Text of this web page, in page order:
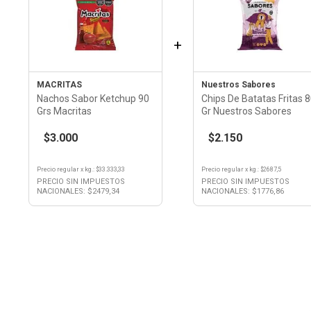
MACRITAS
Nachos Sabor Ketchup 90
Grs Macritas
$3.000
Precio regularx kg. : $33.333,33
PRECIO SIN IMPUESTOS
NACIONALES: $2479,34
+
Nuestros Sabores
Chips De Batatas Fritas
Gr Nuestros Sabores
$2.150
Precio regularx kg. : $2687,5
PRECIO SIN IMPUESTOS
NACIONALES: $1776,86